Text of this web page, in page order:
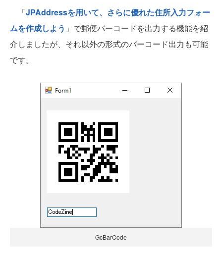
「JPAddressを用いて、さらに優れた住所入力フォー
ムを作成しよう 」で郵便バーコードを出力する機能を紹
介しましたが、それ以外の形式のバーコード出力も可能
です。
GcBarCode